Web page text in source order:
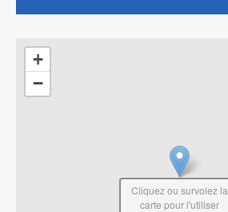
+
−
Cliquez ou survolez la
carte pour l'utiliser